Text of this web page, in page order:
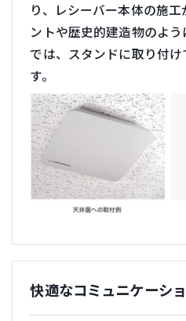
り、レシーバー本体の施
ントや歴史的建造物のよ
では、スタンドに取り付
す。
快適なコミュニケーシ